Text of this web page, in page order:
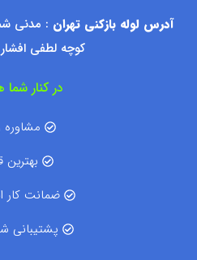
آدرس لوله بازکنی تهران : مدنی
کوچه لطفی افشار
در کنار
مشاوره
ضمانت کار
پشتیبانی